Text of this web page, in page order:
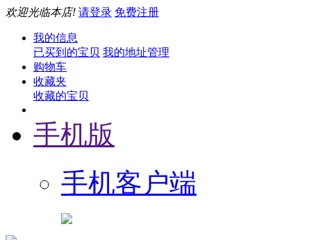
欢迎光临本店! 请登录 免费注册
我的信息
已买到的宝贝 我的地址管理
购物车
收藏夹
收藏的宝贝
手机版
手机客户端